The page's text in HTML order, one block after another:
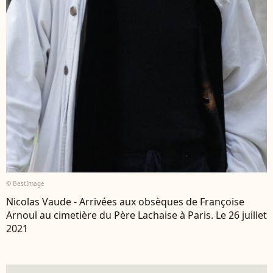
© BestImage
Nicolas Vaude - Arrivées aux obsèques de Françoise
Arnoul au cimetière du Père Lachaise à Paris. Le 26 juillet
2021